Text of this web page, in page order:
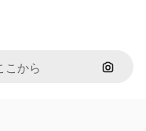
画像で